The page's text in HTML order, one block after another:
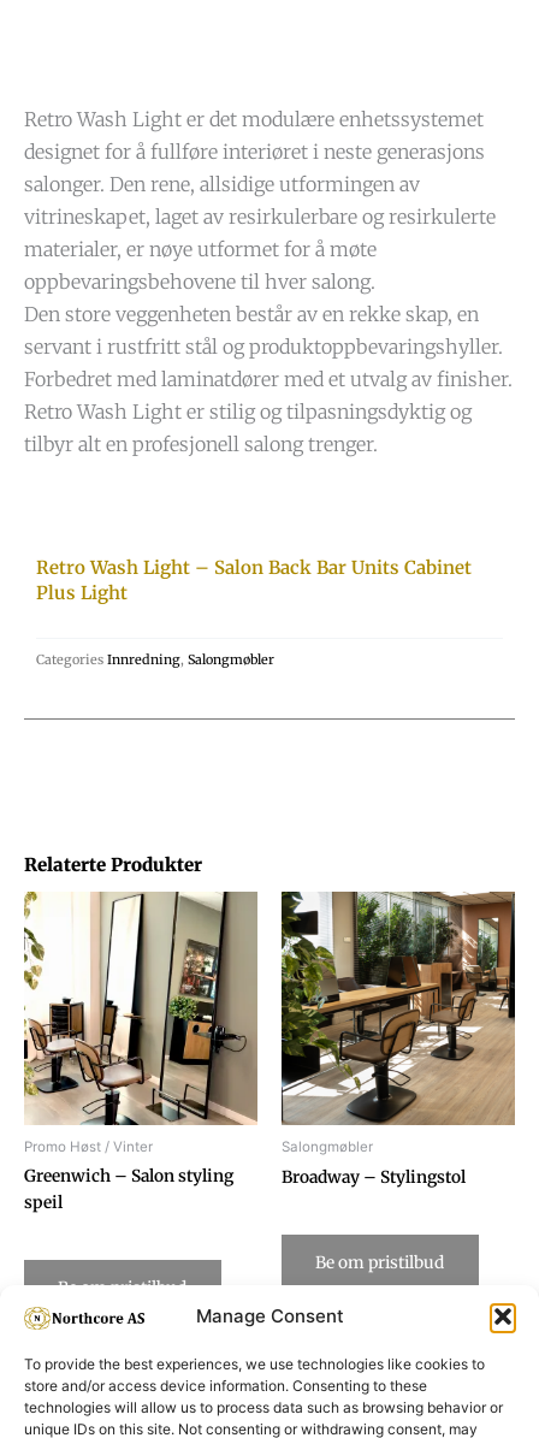
Manage Consent
To provide the best experiences, we use technologies like cookies to
store and/or access device information. Consenting to these
technologies will allow us to process data such as browsing behavior or
unique IDs on this site. Not consenting or withdrawing consent, may
Retro Wash Light er det modulære enhetssystemet
designet for å fullføre interiøret i neste generasjons
salonger. Den rene, allsidige utformingen av
vitrineskapet, laget av resirkulerbare og resirkulerte
materialer, er nøye utformet for å møte
oppbevaringsbehovene til hver salong.
Den store veggenheten består av en rekke skap, en
servant i rustfritt stål og produktoppbevaringshyller.
Forbedret med laminatdører med et utvalg av finisher.
Retro Wash Light er stilig og tilpasningsdyktig og
tilbyr alt en profesjonell salong trenger.
Relaterte Produkter
Promo Høst / Vinter
Greenwich – Salon styling
speil
Be om pristilbud
Salongmøbler
Broadway – Stylingstol
Be om pristilbud
Retro Wash Light – Salon Back Bar Units Cabinet
Plus Light
Categories Innredning, Salongmøbler